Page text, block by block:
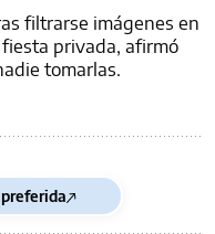
filtrarse imágenes en
privada, afirmó
tomarlas.